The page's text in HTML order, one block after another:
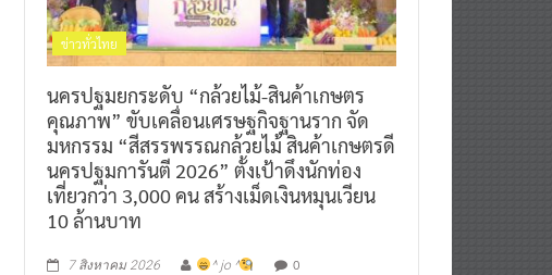
ข่าวทั่วไทย
นครปฐมยกระดับ “กล้วยไม้-สินค้าเกษตร
คุณภาพ” ขับเคลื่อนเศรษฐกิจฐานราก จัด
มหกรรม “สีสรรพรรณกล้วยไม้ สินค้าเกษตรดี
นครปฐมการันตี 2026” ตั้งเป้าดึงนักท่อง
เที่ยวกว่า 3,000 คน สร้างเม็ดเงินหมุนเวียน
10 ล้านบาท
7 สิงหาคม 2026 ^ jo ^ 0